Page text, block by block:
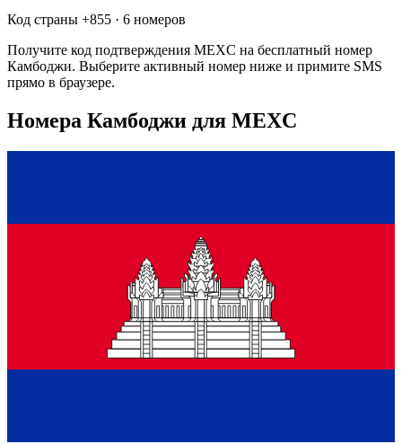
Код страны +855 · 6 номеров
Получите код подтверждения MEXC на бесплатный номер
Камбоджи. Выберите активный номер ниже и примите SMS
прямо в браузере.
Номера Камбоджи для MEXC